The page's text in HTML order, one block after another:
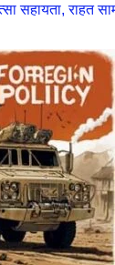
सहायता, राहत